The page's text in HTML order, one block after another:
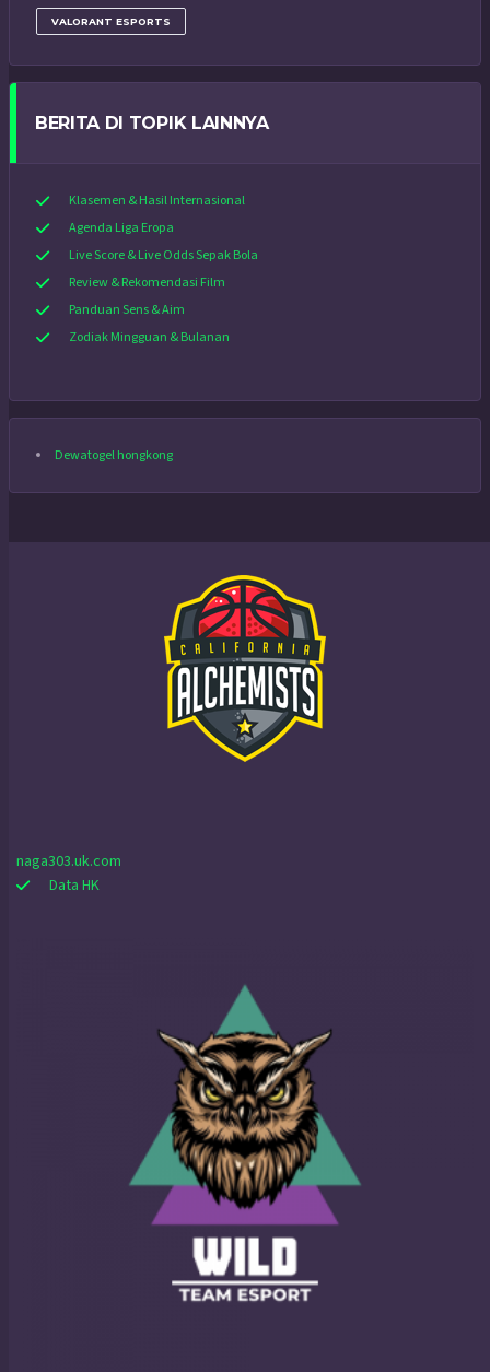
VALORANT ESPORTS
BERITA DI TOPIK LAINNYA
Klasemen & Hasil Internasional
Agenda Liga Eropa
Live Score & Live Odds Sepak Bola
Review & Rekomendasi Film
Panduan Sens & Aim
Zodiak Mingguan & Bulanan
Dewatogel hongkong
naga303.uk.com
Data HK